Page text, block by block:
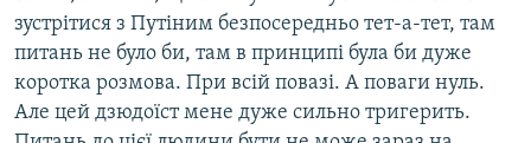
зустрітися з Путіним безпосередньо тет-а-тет, там
питань не було би, там в принципі була би дуже
коротка розмова. При всій повазі. А поваги нуль.
Але цей дзюдоїст мене дуже сильно тригерить.